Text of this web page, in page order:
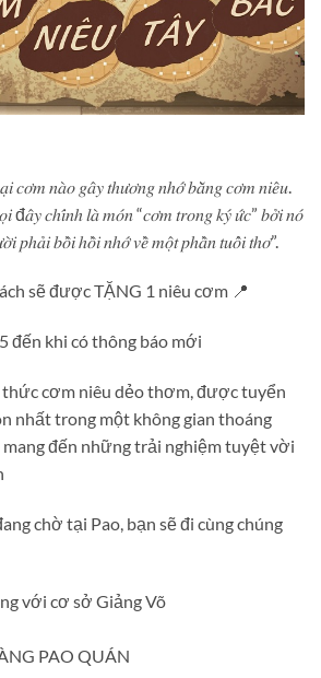
𝑐𝑜̛𝑚 𝑛𝑎̀𝑜 𝑔𝑎̂𝑦 𝑡ℎ𝑢̛𝑜̛𝑛𝑔 𝑛ℎ𝑜̛́ 𝑏𝑎̆̀𝑛𝑔 𝑐𝑜̛𝑚 𝑛𝑖𝑒̂𝑢.
đ𝑎̂𝑦 𝑐ℎ𝑖́𝑛ℎ 𝑙𝑎̀ 𝑚𝑜́𝑛 “𝑐𝑜̛𝑚 𝑡𝑟𝑜𝑛𝑔 𝑘𝑦́ 𝑢̛́𝑐” 𝑏𝑜̛̉𝑖 𝑛𝑜́
𝑝ℎ𝑎̉𝑖 𝑏𝑜̂̀𝑖 ℎ𝑜̂̀𝑖 𝑛ℎ𝑜̛́ 𝑣𝑒̂̀ 𝑚𝑜̣̂𝑡 𝑝ℎ𝑎̂̀𝑛 𝑡𝑢𝑜̂̉𝑖 𝑡ℎ𝑜̛”.
sẽ được TẶNG 1 niêu cơm 📍
đến khi có thông báo mới
cơm niêu dẻo thơm, được tuyển
nhất trong một không gian thoáng
mang đến những trải nghiệm tuyệt vời
chờ tại Pao, bạn sẽ đi cùng chúng
với cơ sở Giảng Võ
PAO QUÁN